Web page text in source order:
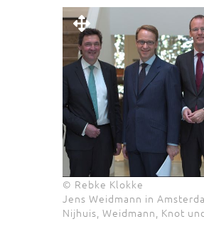
© Rebke Klokke
Jens Weidmann in
Nijhuis, Weidmann, Knot